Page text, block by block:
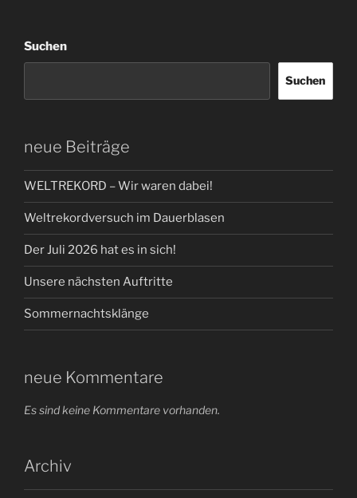
Suchen
Suchen
neue Beiträge
WELTREKORD – Wir waren dabei!
Weltrekordversuch im Dauerblasen
Der Juli 2026 hat es in sich!
Unsere nächsten Auftritte
Sommernachtsklänge
neue Kommentare
Es sind keine Kommentare vorhanden.
Archiv